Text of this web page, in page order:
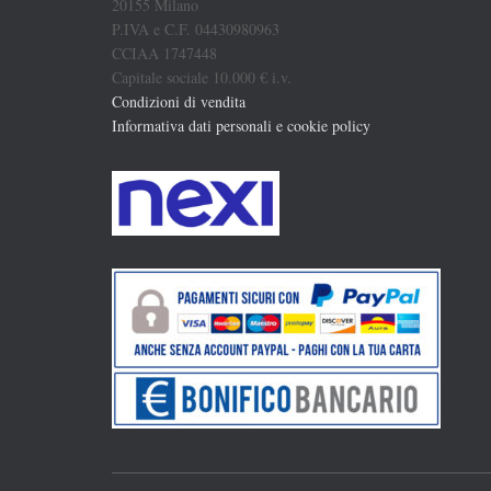
20155 Milano
P.IVA e C.F. 04430980963
CCIAA 1747448
Capitale sociale 10.000 € i.v.
Condizioni di vendita
Informativa dati personali e cookie policy